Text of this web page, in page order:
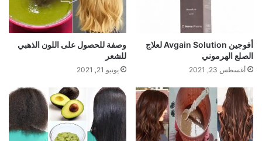
أفوجين Avgain Solution لعلاج
الصلع الهرموني
أغسطس 23, 2021
وصفة للحصول على اللون الذهبي
للشعر
يونيو 21, 2021